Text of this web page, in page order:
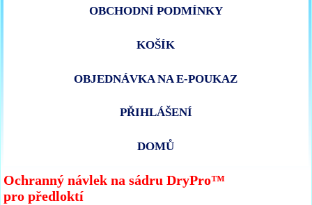
OBCHODNÍ PODMÍNKY
KOŠÍK
OBJEDNÁVKA NA E-POUKAZ
PŘIHLÁŠENÍ
DOMŮ
Ochranný návlek na sádru DryPro™
pro předloktí